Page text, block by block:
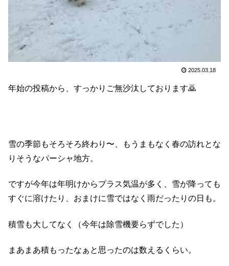
2025.03.18
年始の投稿から、すっかりご無沙汰しております🙇
雪の季節もそろそろ終わり〜、もうまもなく春の訪れとな
りそうなパーシャ地方。
ですが今年は年明けからプラス気温が多く、雪が降っても
すぐに溶けたり、おまけに雪ではなく雨だったりの日も。
積雪も大してなく（今年は除雪機要らずでした）
まあまあ積もったなぁと思ったのは数えるくらい。